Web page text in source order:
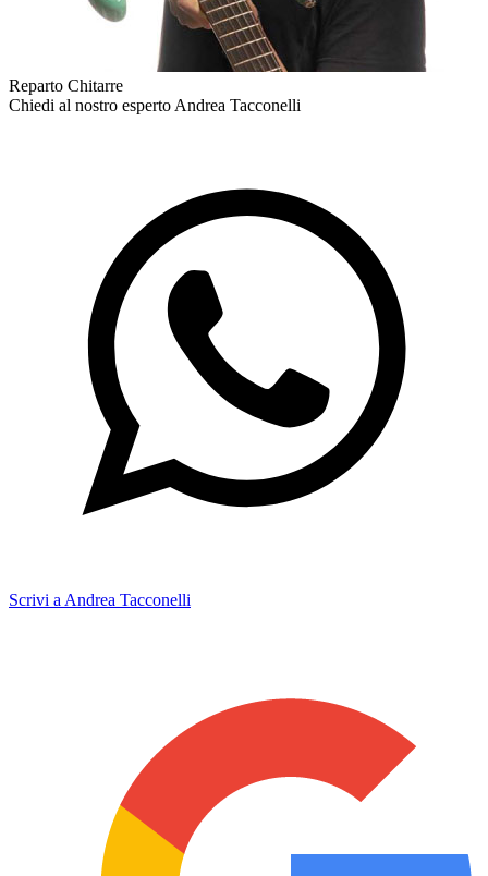
Reparto Chitarre
Chiedi al nostro espertoAndrea Tacconelli
Scrivi a Andrea Tacconelli